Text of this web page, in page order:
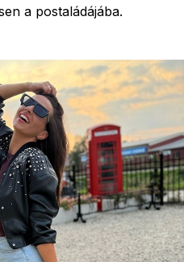
a postaládájába.